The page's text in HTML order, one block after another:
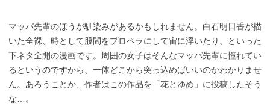
マッパ先輩のほうが馴染みがあるかもしれません。白石明日香が描
いた全裸、時として股間をプロペラにして宙に浮いたり、といった
下ネタ全開の漫画です。周囲の女子はそんなマッパ先輩に憧れてい
るというのですから、一体どこから突っ込めばいいのかわかりませ
ん。あろうことか、作者はこの作品を「花とゆめ」に投稿したそう
な…。